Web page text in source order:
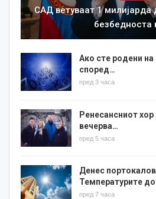
САД ветуваат 1
безбедноста
Ако сте родени
според…
пред 3 часа
Ренесансниот хор
вечерва…
пред 5 часа
Денес
Температурите
пред 7 часа